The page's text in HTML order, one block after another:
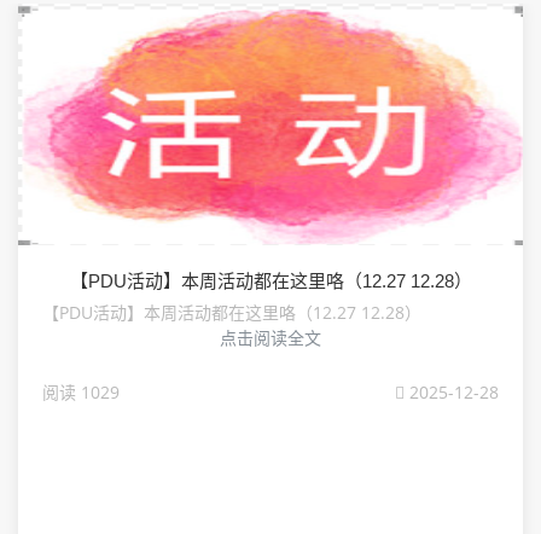
【PDU活动】本周活动都在这里咯（12.27 12.28）
【PDU活动】本周活动都在这里咯（12.27 12.28）
点击阅读全文
阅读 1029 2025-12-28